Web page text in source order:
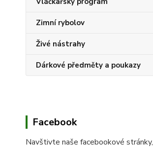
Zimní rybolov
Živé nástrahy
Dárkové předměty a poukazy
Facebook
Navštivte naše facebookové stránky,